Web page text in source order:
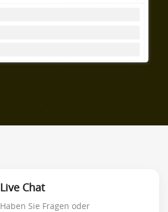
Live Chat
Haben Sie Fragen oder